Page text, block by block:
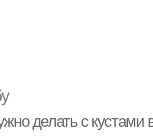
делать с кустами